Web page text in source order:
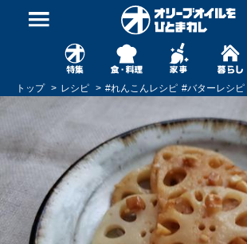
トップ レシピ #れんこんレシピ #バターレシピ